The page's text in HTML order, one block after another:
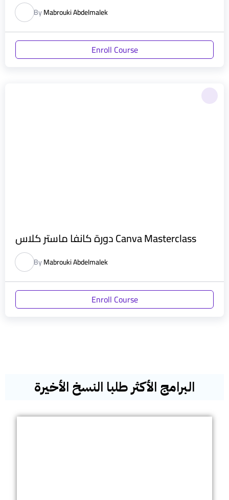
ByMabrouki Abdelmalek
Enroll Course
دورة كانفا ماستر كلاس Canva Masterclass
ByMabrouki Abdelmalek
Enroll Course
البرامج الأكثر طلبا النسخ الأخيرة